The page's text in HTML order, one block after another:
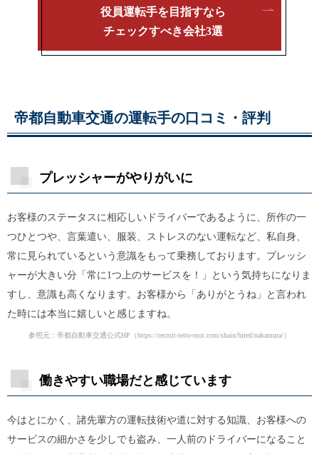
役員運転手を目指すなら
チェックすべき会社3選
帝都自動車交通の運転手の口コミ・評判
プレッシャーがやりがいに
お客様のステータスに相応しいドライバーであるように、所作の一
つひとつや、言葉遣い、服装、ストレスのない運転など、私自身、
常に見られているという意識をもって乗務しております。プレッシ
ャーが大きい分「常に1つ上のサービスを！」という気持ちになりま
すし、意識も高くなります。お客様から「ありがとうね」と言われ
た時には本当に嬉しいと感じますね。
参照元：帝都自動車交通公式HP（https://recruit-teito-mot.com/shain/hired/nakamura/）
働きやすい職場だと感じています
今はとにかく、諸先輩方の運転技術や道に対する知識、お客様への
サービスの細かさを少しでも盗み、一人前のドライバーになること